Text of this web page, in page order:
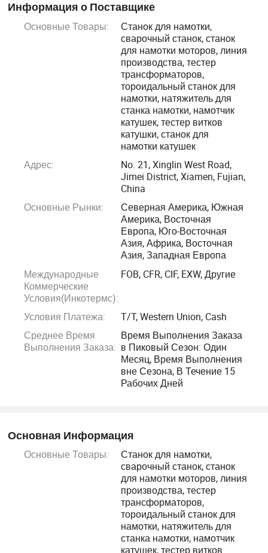
оборудования, электронных приборов для
тестирования и профессиональных инструментов
(НИОКР, производство и продажи). Мы предлагаем
комплексные, высококачественные и экономичные
решения, которые помогут предприятиям глобальной
электроники повысить эффективность, сократить
расходы и повысить конкурентоспособность, получить
широкое признание и долгосрочное сотрудничество с
известными производителями.
Наша продукция, которая основана на производстве
электроники, охватывает различные отрасли
клиентов в области производства и тестирования, с
помощью специализированных профессиональных
решений, отвечающих высоким отраслевым
Наша система продукции имеет три основные серии,
каждая из которых тщательно спроектирована,
тщательно протестирована и соответствует
международным стандартам. Мы постоянно
совершенствуем наши решения, чтобы адаптироваться
к меняющимся рыночным требованиям.
производства, повышающего эффективность,
снижающего количество ошибок, возникающих вручную,
и затраты на рабочую силу. Основные продукты:
Оборудование для производства аморфной ленты
(высокоэффективное, интеллектуальное управление
трансформаторным сырьем); трансформаторная
автоматическая ослепляющая машина (встроенные
функции, высокая точность для различных катушек);
Информация о Поставщике
Основные Товары:
Станок для намотки,
сварочный станок, станок
для намотки моторов, линия
производства, тестер
трансформаторов,
тороидальный станок для
намотки, натяжитель для
станка намотки, намотчик
катушек, тестер витков
катушки, станок для
намотки катушек
Адрес:
No. 21, Xinglin West Road,
Jimei District, Xiamen, Fujian,
China
Основные Рынки:
Северная Америка, Южная
Америка, Восточная
Европа, Юго-Восточная
Азия, Африка, Восточная
Азия, Западная Европа
Международные
Коммерческие
Условия(Инкотермс):
FOB, CFR, CIF, EXW, Другие
Условия Платежа:
T/T, Western Union, Cash
Среднее Время
Выполнения Заказа:
Время Выполнения Заказа
в Пиковый Сезон: Один
Месяц, Время Выполнения
вне Сезона, В Течение 15
Рабочих Дней
Основная Информация
Основные Товары:
Станок для намотки,
сварочный станок, станок
для намотки моторов, линия
производства, тестер
трансформаторов,
тороидальный станок для
намотки, натяжитель для
станка намотки, намотчик
катушек, тестер витков